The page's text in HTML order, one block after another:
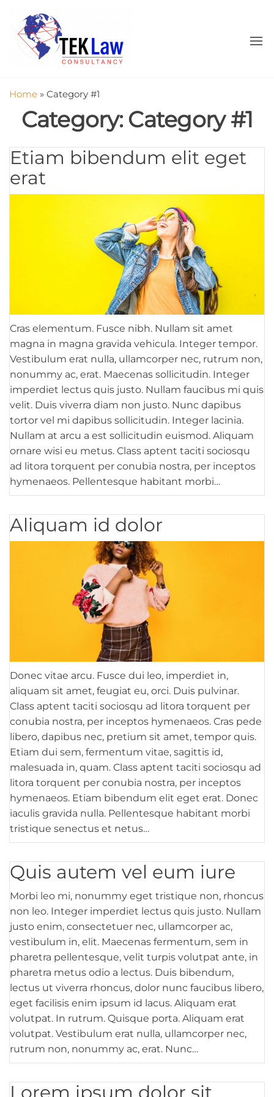
content
Home » Category #1
Category: Category #1
Etiam bibendum elit eget
erat
Cras elementum. Fusce nibh. Nullam sit amet
magna in magna gravida vehicula. Integer tempor.
Vestibulum erat nulla, ullamcorper nec, rutrum non,
nonummy ac, erat. Maecenas sollicitudin. Integer
imperdiet lectus quis justo. Nullam faucibus mi quis
velit. Duis viverra diam non justo. Nunc dapibus
tortor vel mi dapibus sollicitudin. Integer lacinia.
Nullam at arcu a est sollicitudin euismod. Aliquam
ornare wisi eu metus. Class aptent taciti sociosqu
ad litora torquent per conubia nostra, per inceptos
hymenaeos. Pellentesque habitant morbi…
Aliquam id dolor
Donec vitae arcu. Fusce dui leo, imperdiet in,
aliquam sit amet, feugiat eu, orci. Duis pulvinar.
Class aptent taciti sociosqu ad litora torquent per
conubia nostra, per inceptos hymenaeos. Cras pede
libero, dapibus nec, pretium sit amet, tempor quis.
Etiam dui sem, fermentum vitae, sagittis id,
malesuada in, quam. Class aptent taciti sociosqu ad
litora torquent per conubia nostra, per inceptos
hymenaeos. Etiam bibendum elit eget erat. Donec
iaculis gravida nulla. Pellentesque habitant morbi
tristique senectus et netus…
Quis autem vel eum iure
Morbi leo mi, nonummy eget tristique non, rhoncus
non leo. Integer imperdiet lectus quis justo. Nullam
justo enim, consectetuer nec, ullamcorper ac,
vestibulum in, elit. Maecenas fermentum, sem in
pharetra pellentesque, velit turpis volutpat ante, in
pharetra metus odio a lectus. Duis bibendum,
lectus ut viverra rhoncus, dolor nunc faucibus libero,
eget facilisis enim ipsum id lacus. Aliquam erat
volutpat. In rutrum. Quisque porta. Aliquam erat
volutpat. Vestibulum erat nulla, ullamcorper nec,
rutrum non, nonummy ac, erat. Nunc…
Lorem ipsum dolor sit